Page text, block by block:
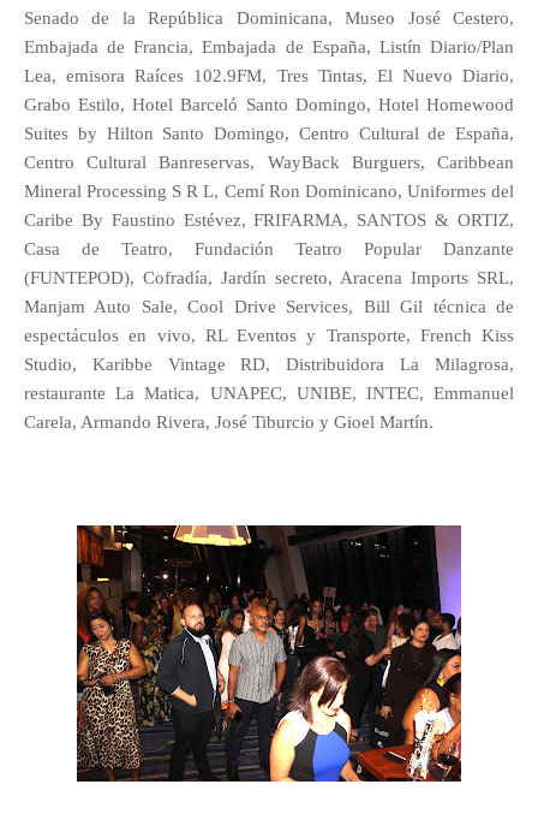
Senado de la República Dominicana, Museo José Cestero,
Embajada de Francia, Embajada de España, Listín Diario/Plan
Lea, emisora Raíces 102.9FM, Tres Tintas, El Nuevo Diario,
Grabo Estilo, Hotel Barceló Santo Domingo, Hotel Homewood
Suites by Hilton Santo Domingo, Centro Cultural de España,
Centro Cultural Banreservas, WayBack Burguers, Caribbean
Mineral Processing S R L, Cemí Ron Dominicano, Uniformes del
Caribe By Faustino Estévez, FRIFARMA, SANTOS & ORTIZ,
Casa de Teatro, Fundación Teatro Popular Danzante
(FUNTEPOD), Cofradía, Jardín secreto, Aracena Imports SRL,
Manjam Auto Sale, Cool Drive Services, Bill Gil técnica de
espectáculos en vivo, RL Eventos y Transporte, French Kiss
Studio, Karibbe Vintage RD, Distribuidora La Milagrosa,
restaurante La Matica, UNAPEC, UNIBE, INTEC, Emmanuel
Carela, Armando Rivera, José Tiburcio y Gioel Martín.